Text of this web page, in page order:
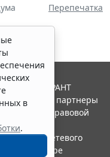
Перепечатка
в
.
ГАРАНТ
и ее партнеры
правовой
качестве сетевого
в сфере